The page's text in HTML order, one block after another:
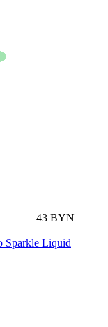
43 BYN
Sparkle Liquid